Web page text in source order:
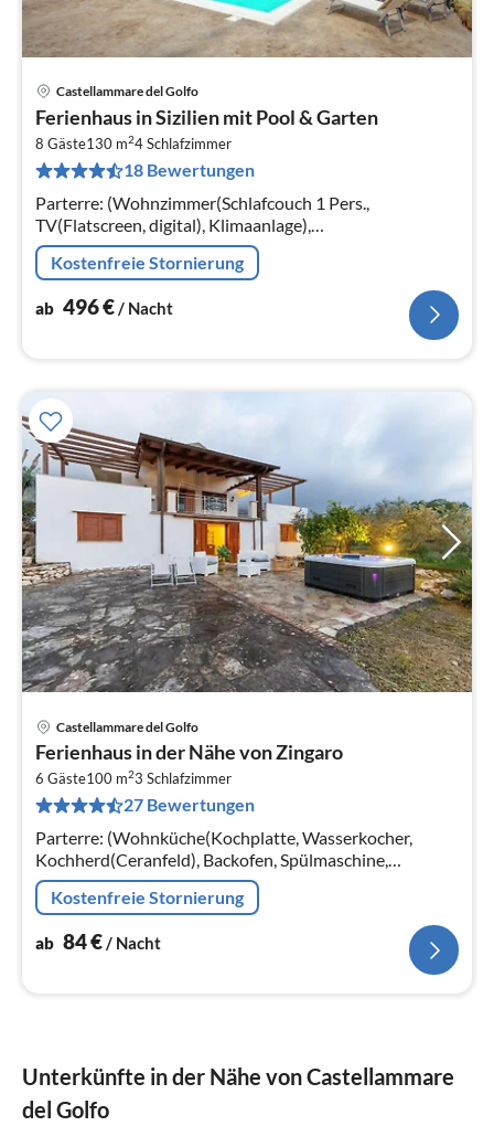
Castellammare del Golfo
Ferienhaus in Sizilien mit Pool & Garten
8 Gäste130 m24Schlafzimmer
18 Bewertungen
Parterre: (Wohnzimmer(Schlafcouch 1 Pers.,
TV(Flatscreen, digital), Klimaanlage),
Wohnküche(Wasserkocher, Toaster, Kaffeemaschine,
Backofen, Mikrowelle, Kühl-/Gefrierkombination)
Kostenfreie Stornierung
ab 496€/ Nacht
Castellammare del Golfo
Ferienhaus in der Nähe von Zingaro
6 Gäste100 m23 Schlafzimmer
27 Bewertungen
Parterre: (Wohnküche(Kochplatte, Wasserkocher,
Kochherd(Ceranfeld), Backofen, Spülmaschine,
Kühl-/Gefrierkombination),
Wohn/Esszimmer(Dekokamin, Klimaanlage)
Kostenfreie Stornierung
ab 84€/ Nacht
Unterkünfte in der Nähe von Castellammare
del Golfo